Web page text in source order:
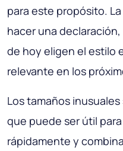
para este propósito.
hacer una
de hoy eligen el estilo
relevante en los
Los tamaños
que puede ser útil
rápidamente y